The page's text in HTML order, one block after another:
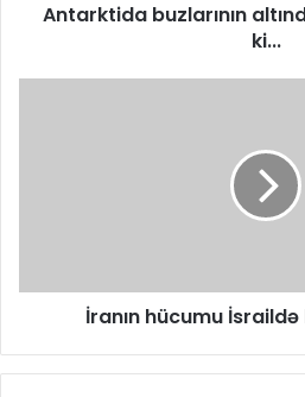
Antarktida buzlarının
ki...
İranın hücumu